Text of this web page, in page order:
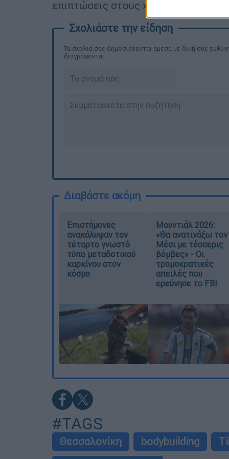
επιπτώσεις στους χρήστες.
Τα σχολιά σας δημοσιεύονται άμεσα με δική σας
διαγράφονται
Διαβάστε ακόμη
Επιστήμονες
ανακάλυψαν τον
τέταρτο γνωστό
τύπο μεταδοτικού
καρκίνου στον
κόσμο
Μουντιάλ 2026:
«Θα ανατινάξω τον
Μέσι με τέσσερις
βόμβες» - Οι
τρομοκρατικές
απειλές που
ερεύνησε το FBI
#TAGS
Θεσσαλονίκη bodybuilding